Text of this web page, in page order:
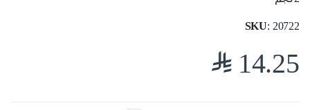
SKU: 20722
14.25
$